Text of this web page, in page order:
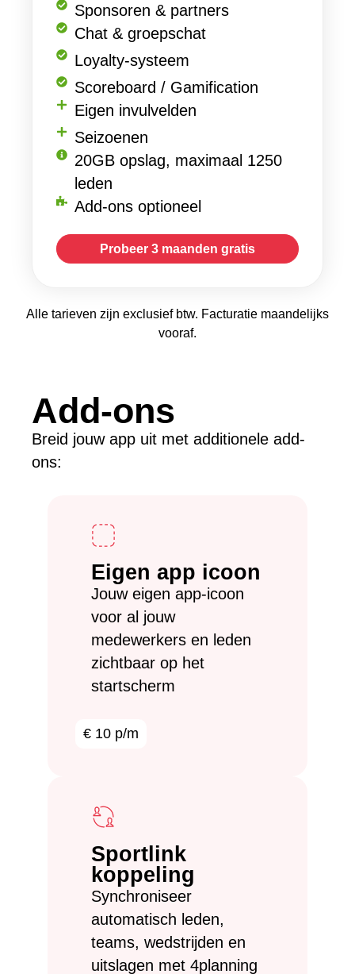
Sponsoren & partners
Chat & groepschat
Loyalty-systeem
Scoreboard / Gamification
Eigen invulvelden
Seizoenen
20GB opslag, maximaal 1250
leden
Add-ons optioneel
Probeer 3 maanden gratis
Alle tarieven zijn exclusief btw. Facturatie maandelijks
vooraf.
Add-ons
Breid jouw app uit met additionele add-
ons:
Eigen app icoon
Jouw eigen app-icoon
voor al jouw
medewerkers en leden
zichtbaar op het
startscherm
€ 10 p/m
Sportlink
koppeling
Synchroniseer
automatisch leden,
teams, wedstrijden en
uitslagen met 4planning